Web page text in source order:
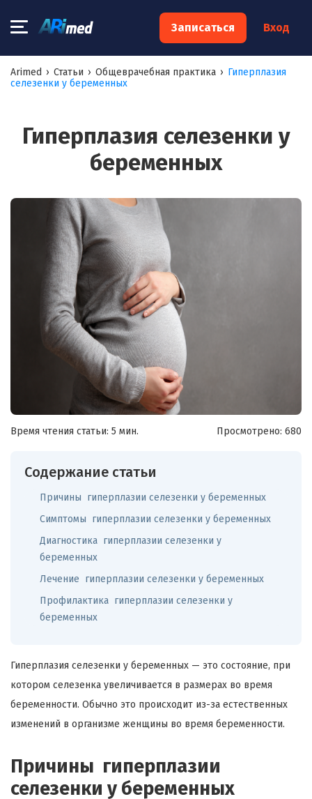
Записаться Вход
Arimed › Статьи › Общеврачебная практика › Гиперплазия
селезенки у беременных
Гиперплазия селезенки у
беременных
Время чтения статьи: 5 мин. Просмотрено: 680
Содержание статьи
Причины гиперплазии селезенки у беременных
Симптомы гиперплазии селезенки у беременных
Диагностика гиперплазии селезенки у
беременных
Лечение гиперплазии селезенки у беременных
Профилактика гиперплазии селезенки у
беременных
Гиперплазия селезенки у беременных — это состояние, при
котором селезенка увеличивается в размерах во время
беременности. Обычно это происходит из-за естественных
изменений в организме женщины во время беременности.
Причины гиперплазии
селезенки у беременных
×
Запишитесь на консультацию к
специалисту
Ваш e-mail:*
Я согласен наобработку моих персональных данных